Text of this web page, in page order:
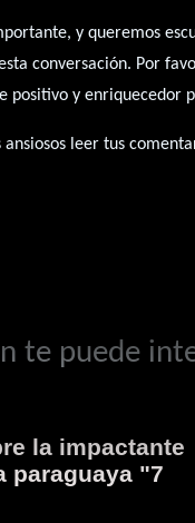
y queremos
conversación. Por
positivo y enriquecedor
ansiosos leer tus
te puede
la impactante
paraguaya "7